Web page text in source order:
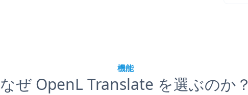
機能
なぜ OpenL Translate を選ぶのか？